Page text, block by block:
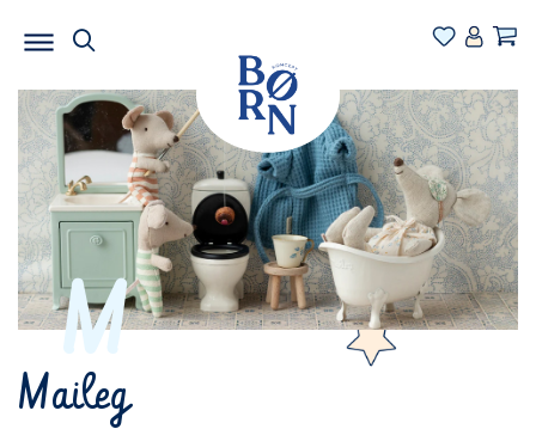
M
Maileg